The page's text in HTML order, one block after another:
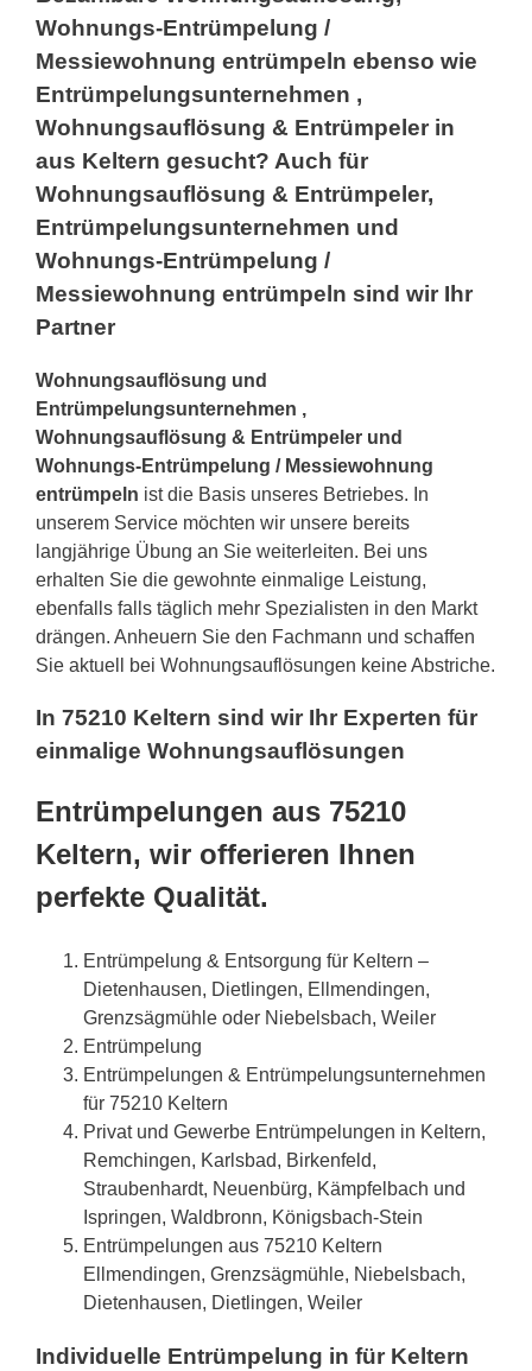
Wohnungs-Entrümpelung /
Messiewohnung entrümpeln ebenso wie
Entrümpelungsunternehmen ,
Wohnungsauflösung & Entrümpeler in
aus Keltern gesucht? Auch für
Wohnungsauflösung & Entrümpeler,
Entrümpelungsunternehmen und
Wohnungs-Entrümpelung /
Messiewohnung entrümpeln sind wir Ihr
Partner
Wohnungsauflösung und
Entrümpelungsunternehmen ,
Wohnungsauflösung & Entrümpeler und
Wohnungs-Entrümpelung / Messiewohnung
entrümpeln ist die Basis unseres Betriebes. In
unserem Service möchten wir unsere bereits
langjährige Übung an Sie weiterleiten. Bei uns
erhalten Sie die gewohnte einmalige Leistung,
ebenfalls falls täglich mehr Spezialisten in den Markt
drängen. Anheuern Sie den Fachmann und schaffen
Sie aktuell bei Wohnungsauflösungen keine Abstriche.
In 75210 Keltern sind wir Ihr Experten für
einmalige Wohnungsauflösungen
Entrümpelungen aus 75210
Keltern, wir offerieren Ihnen
perfekte Qualität.
Entrümpelung & Entsorgung für Keltern –
Dietenhausen, Dietlingen, Ellmendingen,
Grenzsägmühle oder Niebelsbach, Weiler
Entrümpelung
Entrümpelungen & Entrümpelungsunternehmen
für 75210 Keltern
Privat und Gewerbe Entrümpelungen in Keltern,
Remchingen, Karlsbad, Birkenfeld,
Straubenhardt, Neuenbürg, Kämpfelbach und
Ispringen, Waldbronn, Königsbach-Stein
Entrümpelungen aus 75210 Keltern
Ellmendingen, Grenzsägmühle, Niebelsbach,
Dietenhausen, Dietlingen, Weiler
Individuelle Entrümpelung in für Keltern